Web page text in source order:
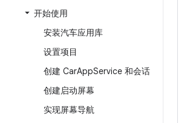
开始使用
安装汽车应用库
设置项目
创建 CarAppService 和会话
创建启动屏幕
实现屏幕导航